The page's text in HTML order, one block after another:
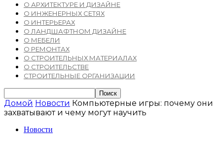
О АРХИТЕКТУРЕ И ДИЗАЙНЕ
О ИНЖЕНЕРНЫХ СЕТЯХ
О ИНТЕРЬЕРАХ
О ЛАНДШАФТНОМ ДИЗАЙНЕ
О МЕБЕЛИ
О РЕМОНТАХ
О СТРОИТЕЛЬНЫХ МАТЕРИАЛАХ
О СТРОИТЕЛЬСТВЕ
СТРОИТЕЛЬНЫЕ ОРГАНИЗАЦИИ
Домой Новости Компьютерные игры: почему они
захватывают и чему могут научить
Новости